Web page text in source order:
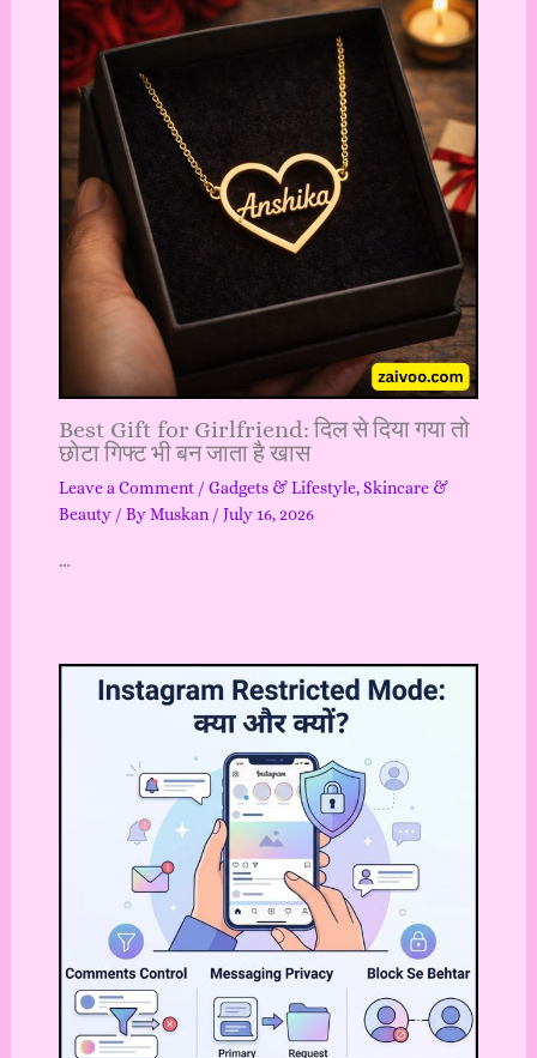
Best Gift for Girlfriend: दिल से दिया गया तो
छोटा गिफ्ट भी बन जाता है खास
Leave a Comment / Gadgets & Lifestyle,Skincare &
Beauty/ ByMuskan / July 16, 2026
…